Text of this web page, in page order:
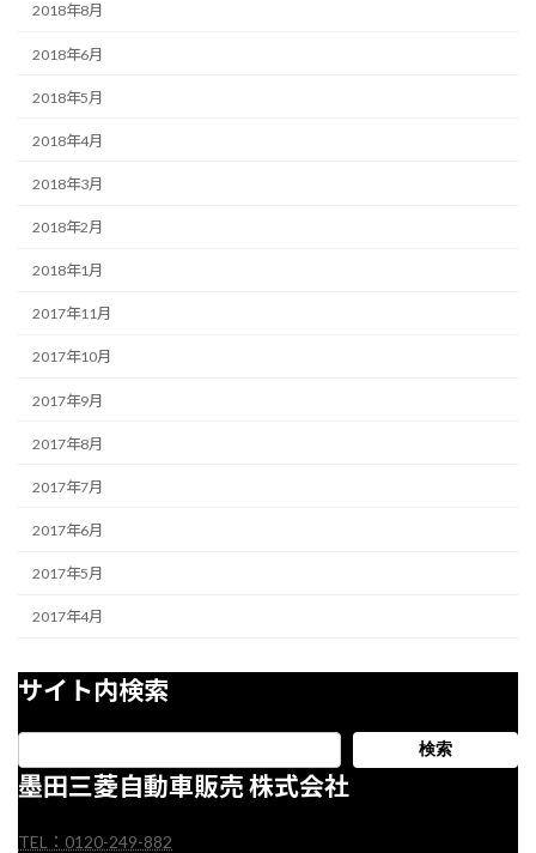
2018年8月
2018年6月
2018年5月
2018年4月
2018年3月
2018年2月
2018年1月
2017年11月
2017年10月
2017年9月
2017年8月
2017年7月
2017年6月
2017年5月
2017年4月
サイト内検索
検索
墨田三菱自動車販売 株式会社
TEL：0120-249-882